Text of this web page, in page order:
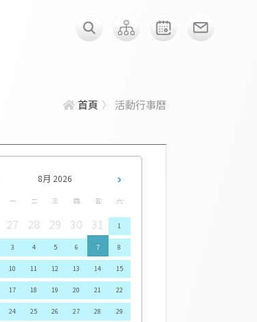
首頁 活動行事曆
8月 2026
一 二 三 四 五 六
27 28 29 30 31 1
3 4 5 6 7 8
10 11 12 13 14 15
17 18 19 20 21 22
24 25 26 27 28 29